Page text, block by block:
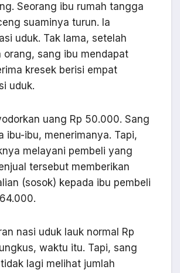
Seorang ibu rumah tangga
suaminya turun. Ia
uduk. Tak lama, setelah
orang, sang ibu mendapat
kresek berisi empat
uduk.
uang Rp 50.000. Sang
ibu-ibu, menerimanya. Tapi,
melayani pembeli yang
tersebut memberikan
(sosok) kepada ibu pembeli
nasi uduk lauk normal Rp
waktu itu. Tapi, sang
lagi melihat jumlah